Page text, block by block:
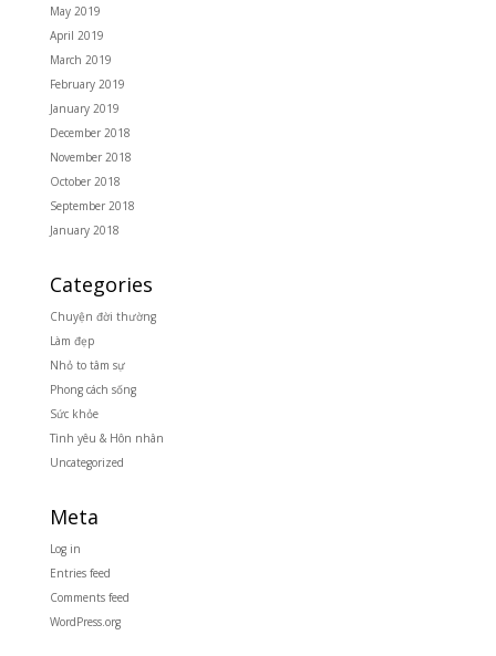
May 2019
April 2019
March 2019
February 2019
January 2019
December 2018
November 2018
October 2018
September 2018
January 2018
Categories
Chuyện đời thường
Làm đẹp
Nhỏ to tâm sự
Phong cách sống
Sức khỏe
Tình yêu & Hôn nhân
Uncategorized
Meta
Log in
Entries feed
Comments feed
WordPress.org